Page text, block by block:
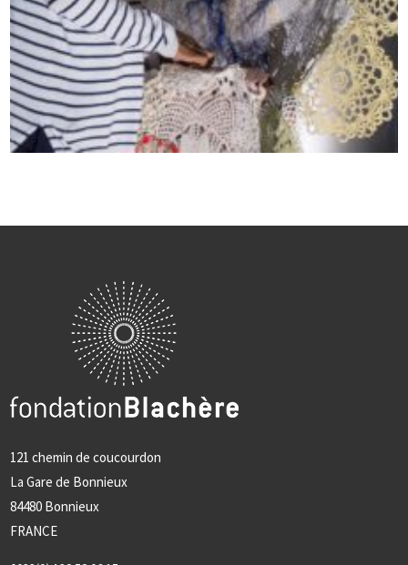
121 chemin de coucourdon
La Gare de Bonnieux
84480 Bonnieux
FRANCE